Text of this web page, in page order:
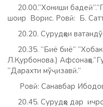
20.00.“Хониши
шоир Ворис. Ровӣ: Б.
20.20. Сурудҳои
20.35. “Биё биё”
Л.Қурбонова.)
“Дарахти мўҷизавӣ.”
Ровӣ: Санавбар
20.45. Сурудҳо дар